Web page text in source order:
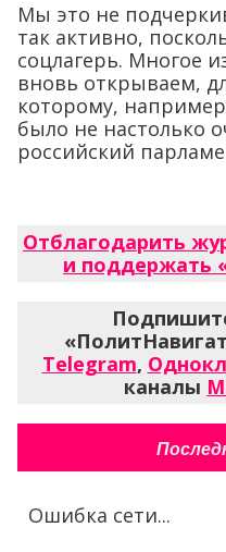
Мы это не
так активно,
соцлагерь. Многое
вновь открываем,
которому,
было не настолько
российский
Отблагодарить
и поддержать
Telegram,
каналы
Ошибка сети...